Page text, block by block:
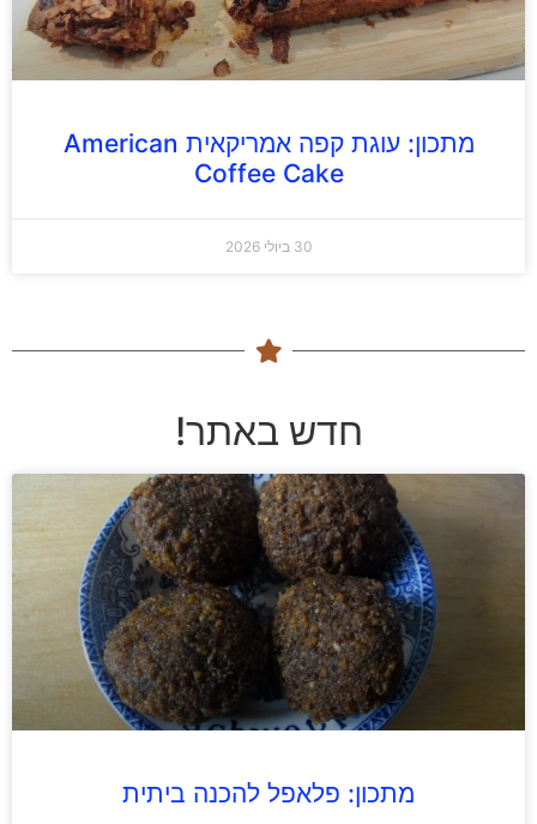
מתכון: עוגת קפה אמריקאית American
Coffee Cake
30 ביולי 2026
חדש באתר!
מתכון: פלאפל להכנה ביתית